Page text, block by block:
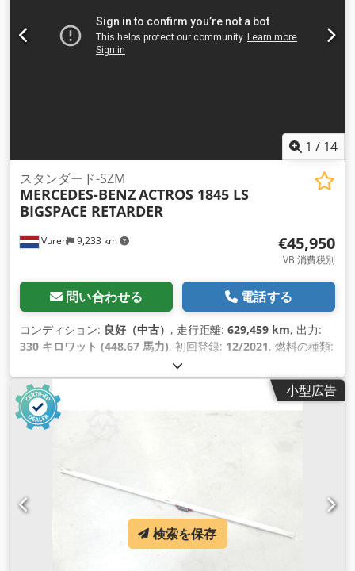
1 / 14
Vuren 9,233 km
スタンダード-SZM
MERCEDES-BENZACTROS 1845 LS
BIGSPACE RETARDER
€45,950
VB 消費税別
問い合わせる 電話する
コンディション: 良好（中古） , 走行距離: 629,459 km, 出力:
330 キロワット (448.67 馬力), 初回登録: 12/2021, 燃料の種類:
385/55R22,5
ホイールベース:3,700 mm, 燃料:ディーゼル, ブレーキ:リタ
ーダ, 色: オートマチック ,
ギア数:12 , サスペンション: スチール-エ
ア, 全長:
ロック, トラクションコントロール, ナビゲーションシステム,
パーキングエアコン, パーキングヒーター, ブルートゥース, リ
ターダ, 電動ウィンドウ調節, 電動ミラー ,
小型広告
検索を保存